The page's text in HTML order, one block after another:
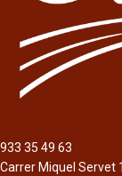
933 35 49 63
Carrer Miquel Servet